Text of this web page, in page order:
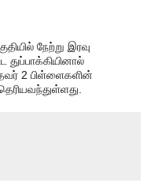
நேற்று இரவு
துப்பாக்கியினால்
2 பிள்ளைகளின்